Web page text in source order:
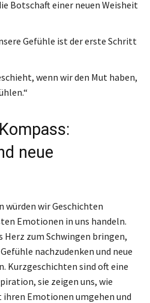
Botschaft einer neuen Weisheit
Gefühle ist der erste Schritt
wenn wir den Mut haben,
neue
würden wir Geschichten
Emotionen in uns handeln.
Herz zum Schwingen bringen,
nachzudenken und neue
Kurzgeschichten sind oft eine
sie zeigen uns, wie
Emotionen umgehen und